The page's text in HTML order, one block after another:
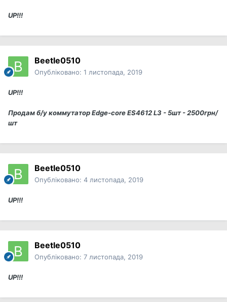
UP!!!
Beetle0510
Опубліковано: 1 листопада, 2019
UP!!!
Продам б/у коммутатор Edge-core ES4612 L3 - 5шт - 2500грн/
шт
Beetle0510
Опубліковано: 4 листопада, 2019
UP!!!
Beetle0510
Опубліковано: 7 листопада, 2019
UP!!!